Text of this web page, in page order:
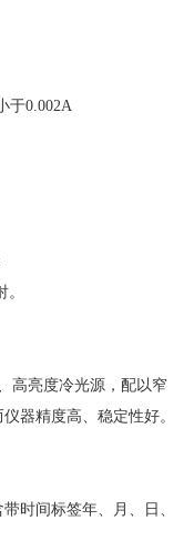
于0.002A
高亮度冷光源，配以窄
器精度高、稳定性好。
时间标签年、月、日、